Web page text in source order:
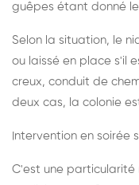
guêpes étant donné
Selon la situation, le
ou laissé en place s'il
creux, conduit de
deux cas, la colonie
Intervention en soirée
C'est une